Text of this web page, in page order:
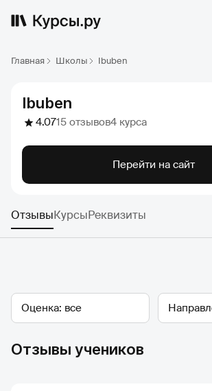
Главная Школы Ibuben
Ibuben
4.0715 отзывов4 курса
Перейти на сайт
ОтзывыКурсыРеквизиты
Оценка Направление
Отзывы учеников